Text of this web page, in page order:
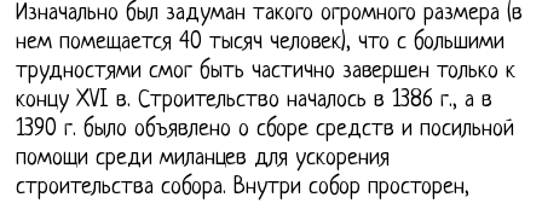
Изначально был задуман такого огромного размера (в
нем помещается 40 тысяч человек), что с большими
трудностями смог быть частично завершен только к
концу XVI в. Строительство началось в 1386 г., а в
1390 г. было объявлено о сборе средств и посильной
помощи среди миланцев для ускорения
строительства собора. Внутри собор просторен,